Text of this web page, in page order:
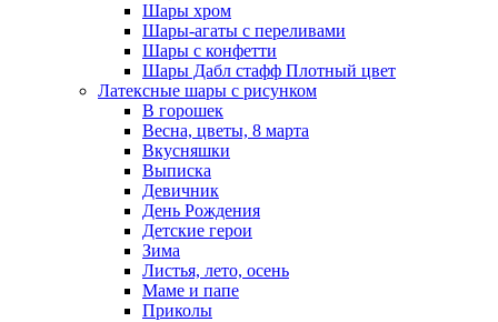
Шары хром
Шары-агаты с переливами
Шары с конфетти
Шары Дабл стафф Плотный цвет
Латексные шары с рисунком
В горошек
Весна, цветы, 8 марта
Вкусняшки
Выписка
Девичник
День Рождения
Детские герои
Зима
Листья, лето, осень
Маме и папе
Приколы